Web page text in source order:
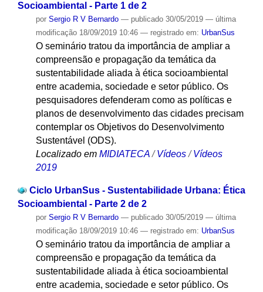
Socioambiental - Parte 1 de 2
por Sergio R V Bernardo — publicado30/05/2019 — última
modificação18/09/2019 10:46 — registrado em: UrbanSus
O seminário tratou da importância de ampliar a
compreensão e propagação da temática da
sustentabilidade aliada à ética socioambiental
entre academia, sociedade e setor público. Os
pesquisadores defenderam como as políticas e
planos de desenvolvimento das cidades precisam
contemplar os Objetivos do Desenvolvimento
Sustentável (ODS).
Localizado em MIDIATECA /Vídeos /Vídeos
2019
Ciclo UrbanSus - Sustentabilidade Urbana: Ética
Socioambiental - Parte 2 de 2
por Sergio R V Bernardo — publicado30/05/2019 — última
modificação18/09/2019 10:46 — registrado em: UrbanSus
O seminário tratou da importância de ampliar a
compreensão e propagação da temática da
sustentabilidade aliada à ética socioambiental
entre academia, sociedade e setor público. Os